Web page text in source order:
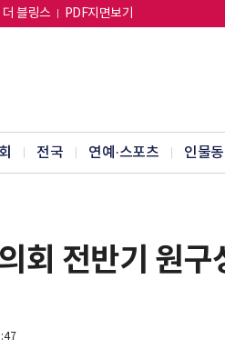
더 블링스 PDF지면보기
전국 연예·스포츠 인물
회 전반기 원